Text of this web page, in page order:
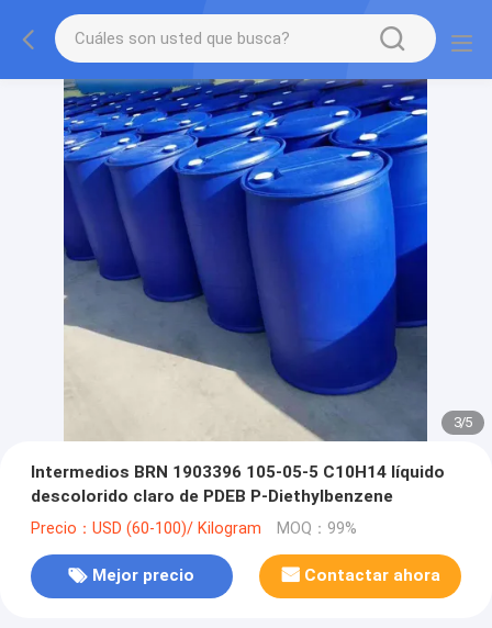
3/5
Intermedios BRN 1903396 105-05-5 C10H14 líquido
descolorido claro de PDEB P-Diethylbenzene
Precio：USD (60-100)/ Kilogram MOQ：99%
Mejor precio Contactar ahora